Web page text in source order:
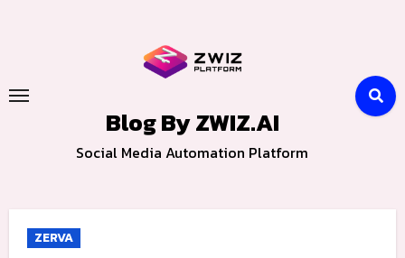
Blog By ZWIZ.AI
Social Media Automation Platform
ZERVA